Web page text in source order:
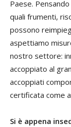
Paese.
quali frumenti,
possono
aspettiamo
nostro settore:
accoppiato al
accoppiati
certificata come
Si è appena